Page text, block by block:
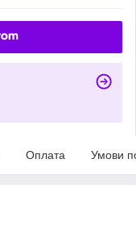
Оплата Умови